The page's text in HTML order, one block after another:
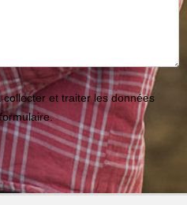
et traiter les données